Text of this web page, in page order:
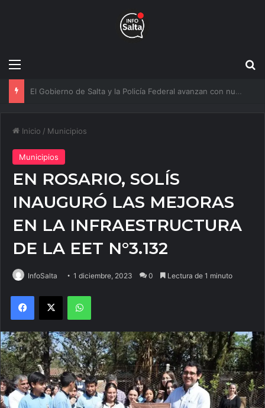
Menú
Más agua para Salta: Construyen una obra clave que mejorará el servicio a 20 mil vecinos
Inicio / Municipios
Municipios
EN ROSARIO, SOLÍS
INAUGURÓ LAS MEJORAS
EN LA INFRAESTRUCTURA
DE LA EET N°3.132
InfoSalta 1 diciembre, 2023 0 Lectura de 1 minuto
Facebook
X WhatsApp